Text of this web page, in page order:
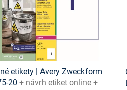
etikety | Avery Zweckform
20 + návrh etiket online +